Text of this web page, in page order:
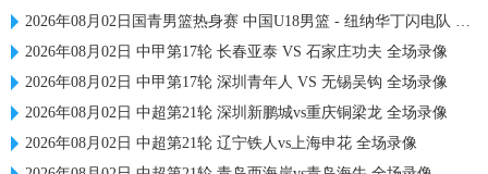
2026年08月02日国青男篮热身赛 中国U18男篮 - 纽纳华丁闪电队 全场录像
2026年08月02日 中甲第17轮 长春亚泰 VS 石家庄功夫 全场录像
2026年08月02日 中甲第17轮 深圳青年人 VS 无锡吴钩 全场录像
2026年08月02日 中超第21轮 深圳新鹏城vs重庆铜梁龙 全场录像
2026年08月02日 中超第21轮 辽宁铁人vs上海申花 全场录像